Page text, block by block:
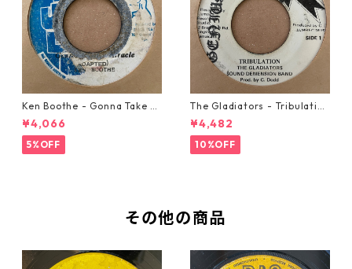
Ken Boothe - Gonna Take A
Miracle【7-21362】
¥4,066
5%OFF
The Gladiators - Tribulation
【7-21365】
¥4,482
10%OFF
その他の商品